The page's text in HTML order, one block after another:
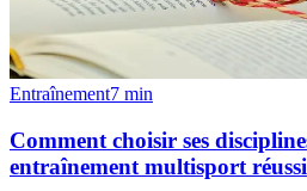
Entraînement7 min
Comment choisir ses
entraînement multisport réussi